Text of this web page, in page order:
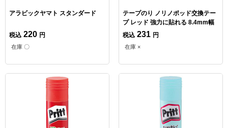
アラビックヤマト スタンダード
税込 220 円
在庫 〇
テープのり ノリノポッド交換テー
プ レッド 強力に貼れる 8.4mm幅
税込 231 円
在庫 ×